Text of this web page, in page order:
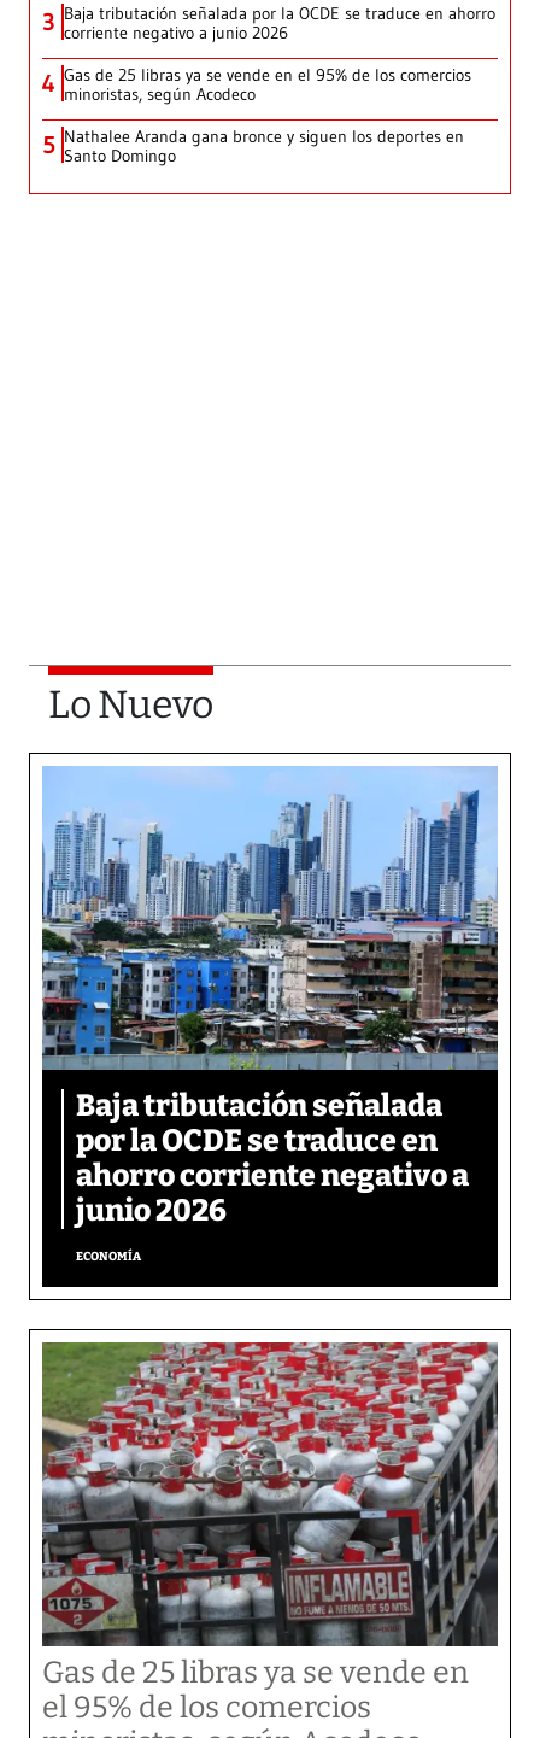
3 Baja tributación señalada por la OCDE se traduce en ahorro
corriente negativo a junio 2026
4 Gas de 25 libras ya se vende en el 95% de los comercios
minoristas, según Acodeco
5 Nathalee Aranda gana bronce y siguen los deportes en
Santo Domingo
Lo Nuevo
Baja tributación señalada
por la OCDE se traduce en
ahorro corriente negativo a
junio 2026
ECONOMÍA
Gas de 25 libras ya se vende en
el 95% de los comercios